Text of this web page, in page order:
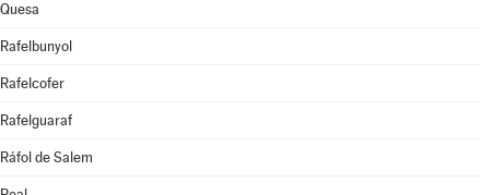
Quesa
Rafelbunyol
Rafelcofer
Rafelguaraf
Ráfol de Salem